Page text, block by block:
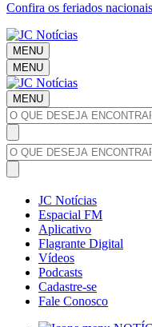
Confira os feriados
MENU
MENU
MENU
JC Notícias
Espacial FM
Aplicativo
Flagrante Digital
Vídeos
Podcasts
Cadastre-se
Fale Conosco